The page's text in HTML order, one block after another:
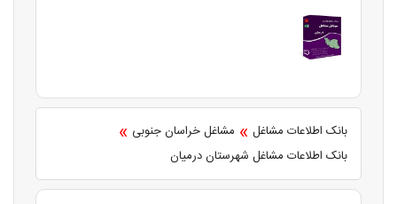
بانک اطلاعات مشاغل » مشاغل خراسان جنوبی »
بانک اطلاعات مشاغل شهرستان درمیان